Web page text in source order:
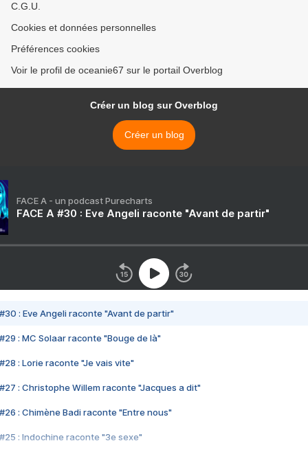
C.G.U.
Cookies et données personnelles
Préférences cookies
Voir le profil de oceanie67 sur le portail Overblog
Créer un blog sur Overblog
Créer un blog
FACE A - un podcast Purecharts
FACE A #30 : Eve Angeli raconte "Avant de partir"
#30 : Eve Angeli raconte "Avant de partir"
#29 : MC Solaar raconte "Bouge de là"
#28 : Lorie raconte "Je vais vite"
#27 : Christophe Willem raconte "Jacques a dit"
#26 : Chimène Badi raconte "Entre nous"
#25 : Indochine raconte "3e sexe"